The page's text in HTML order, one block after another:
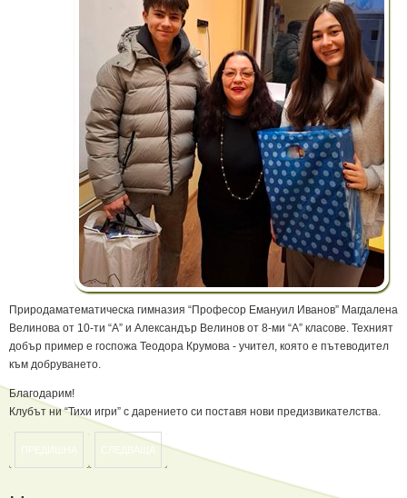
Природаматематическа гимназия “Професор Емануил Иванов” Магдалена
Велинова от 10-ти “А” и Александър Велинов от 8-ми “А” класове. Техният
добър пример е госпожа Теодора Крумова - учител, която е пътеводител
към добруването.
Благодарим!
Клубът ни “Тихи игри” с дарението си поставя нови предизвикателства.
ПРЕДИШНА СЛЕДВАЩА